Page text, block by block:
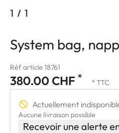
1 / 1
System bag,
Réf article 18761
380.00 CHF * * TTC
Actuellement
Aucune livraison possible
Recevoir une alerte